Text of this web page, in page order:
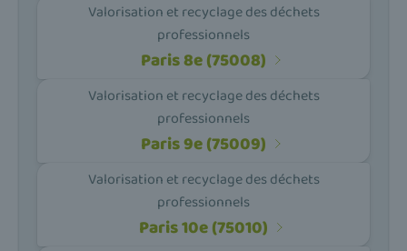
Valorisation et recyclage des déchets
professionnels
Paris 8e (75008)
Valorisation et recyclage des déchets
professionnels
Paris 9e (75009)
Valorisation et recyclage des déchets
professionnels
Paris 10e (75010)